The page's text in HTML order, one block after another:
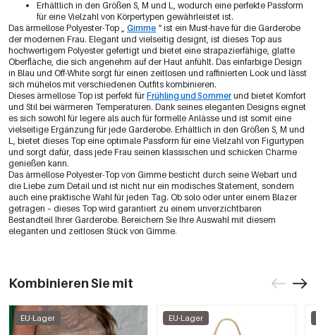
Erhältlich in den Größen S, M und L, wodurch eine perfekte Passform
für eine Vielzahl von Körpertypen gewährleistet ist.
Das ärmellose Polyester-Top „ Gimme “ ist ein Must-have für die Garderobe
der modernen Frau. Elegant und vielseitig designt, ist dieses Top aus
hochwertigem Polyester gefertigt und bietet eine strapazierfähige, glatte
Oberfläche, die sich angenehm auf der Haut anfühlt. Das einfarbige Design
in Blau und Off-White sorgt für einen zeitlosen und raffinierten Look und lässt
sich mühelos mit verschiedenen Outfits kombinieren.
Dieses ärmellose Top ist perfekt für Frühling und Sommer und bietet Komfort
und Stil bei wärmeren Temperaturen. Dank seines eleganten Designs eignet
es sich sowohl für legere als auch für formelle Anlässe und ist somit eine
vielseitige Ergänzung für jede Garderobe. Erhältlich in den Größen S, M und
L, bietet dieses Top eine optimale Passform für eine Vielzahl von Figurtypen
und sorgt dafür, dass jede Frau seinen klassischen und schicken Charme
genießen kann.
Das ärmellose Polyester-Top von Gimme besticht durch seine Webart und
die Liebe zum Detail und ist nicht nur ein modisches Statement, sondern
auch eine praktische Wahl für jeden Tag. Ob solo oder unter einem Blazer
getragen – dieses Top wird garantiert zu einem unverzichtbaren
Bestandteil Ihrer Garderobe. Bereichern Sie Ihre Auswahl mit diesem
eleganten und zeitlosen Stück von Gimme.
Kombinieren Sie mit
EU-Lager EU-Lager